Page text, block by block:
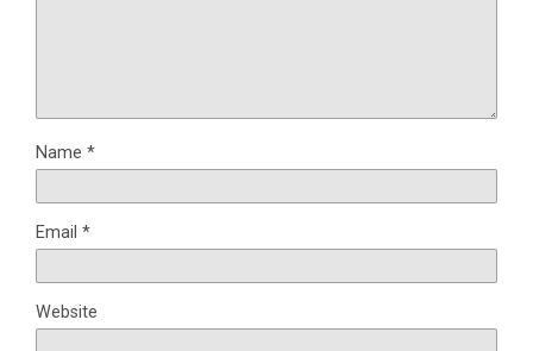
Name *
Email *
Website